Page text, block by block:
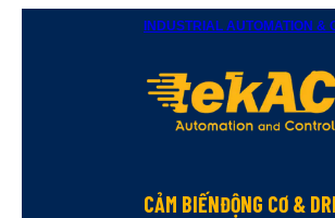
INDUSTRIAL AUTOMATION &
CẢM BIẾNĐỘNG CƠ &